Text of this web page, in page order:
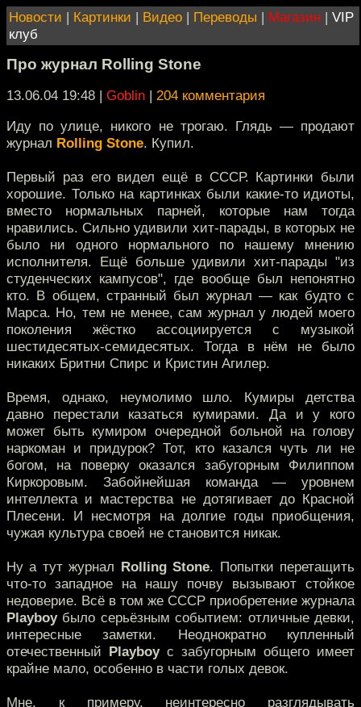
Новости | Картинки | Видео | Переводы | Магазин | VIP
клуб
Про журнал Rolling Stone
13.06.04 19:48 | Goblin | 204 комментария
Иду по улице, никого не трогаю. Глядь — продают
журнал Rolling Stone. Купил.
Первый раз его видел ещё в СССР. Картинки были
хорошие. Только на картинках были какие-то идиоты,
вместо нормальных парней, которые нам тогда
нравились. Сильно удивили хит-парады, в которых не
было ни одного нормального по нашему мнению
исполнителя. Ещё больше удивили хит-парады "из
студенческих кампусов", где вообще был непонятно
кто. В общем, странный был журнал — как будто с
Марса. Но, тем не менее, сам журнал у людей моего
поколения жёстко ассоциируется с музыкой
шестидесятых-семидесятых. Тогда в нём не было
никаких Бритни Спирс и Кристин Агилер.
Время, однако, неумолимо шло. Кумиры детства
давно перестали казаться кумирами. Да и у кого
может быть кумиром очередной больной на голову
наркоман и придурок? Тот, кто казался чуть ли не
богом, на поверку оказался забугорным Филиппом
Киркоровым. Забойнейшая команда — уровнем
интеллекта и мастерства не дотягивает до Красной
Плесени. И несмотря на долгие годы приобщения,
чужая культура своей не становится никак.
Ну а тут журнал Rolling Stone. Попытки перетащить
что-то западное на нашу почву вызывают стойкое
недоверие. Всё в том же СССР приобретение журнала
Playboyбыло серьёзным событием: отличные девки,
интересные заметки. Неоднократно купленный
отечественный Playboyс забугорным общего имеет
крайне мало, особенно в части голых девок.
Мне, к примеру, неинтересно разглядывать